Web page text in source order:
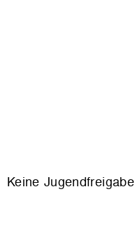
Keine Jugendfreigabe